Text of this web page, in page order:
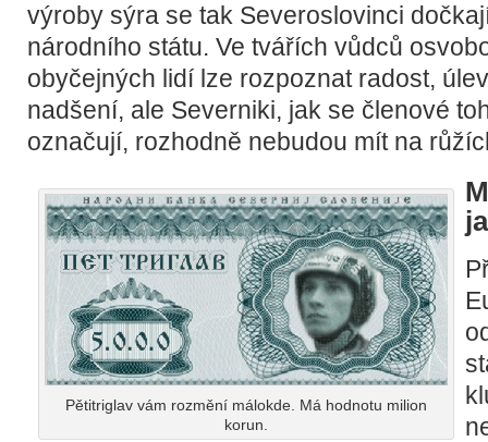
výroby sýra se tak Severoslovinci
národního státu. Ve tvářích vůdců
obyčejných lidí lze rozpoznat radost,
nadšení, ale Severniki, jak se členové
označují, rozhodně nebudou mít na
Pětitriglav vám rozmění málokde. Má hodnotu milion
korun.